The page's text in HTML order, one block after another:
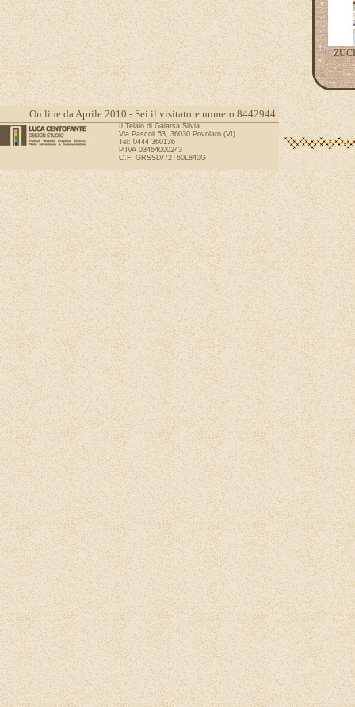
On line da Aprile 2010 - Sei il visitatore numero 8442944
Il Telaio di Gaiarsa Silvia
Via Pascoli 53, 36030 Povolaro (VI)
Tel: 0444 360136
P.IVA 03464000243
C.F. GRSSLV72T60L840G